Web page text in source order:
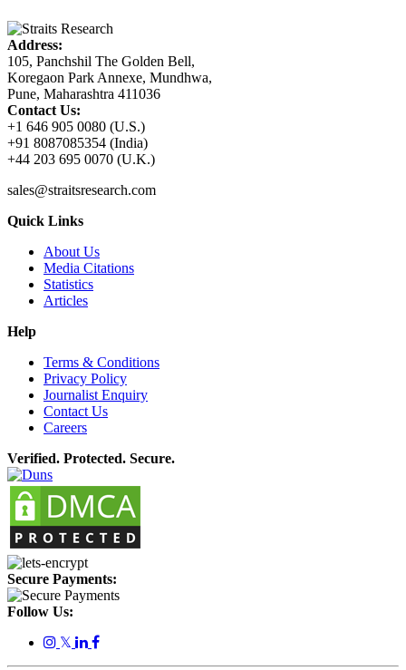
Address:
105, Panchshil The Golden Bell,
Koregaon Park Annexe, Mundhwa,
Pune, Maharashtra 411036
Contact Us:
+1 646 905 0080 (U.S.)
+91 8087085354 (India)
+44 203 695 0070 (U.K.)
sales@straitsresearch.com
Quick Links
About Us
Media Citations
Statistics
Articles
Help
Terms & Conditions
Privacy Policy
Journalist Enquiry
Contact Us
Careers
Verified. Protected. Secure.
Secure Payments:
Follow Us:
𝕏